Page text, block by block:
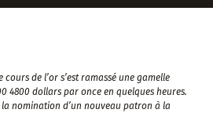
de l’or s’est ramassé une gamelle
4800 dollars par once en quelques heures.
nomination d’un nouveau patron à la